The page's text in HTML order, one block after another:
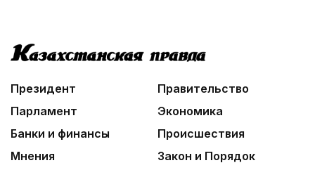
Президент
Правительство
Парламент
Экономика
Банки и финансы
Происшествия
Мнения
Закон и Порядок